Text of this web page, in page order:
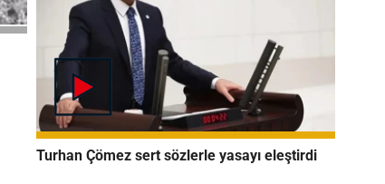
Turhan Çömez sert sözlerle yasayı eleştirdi